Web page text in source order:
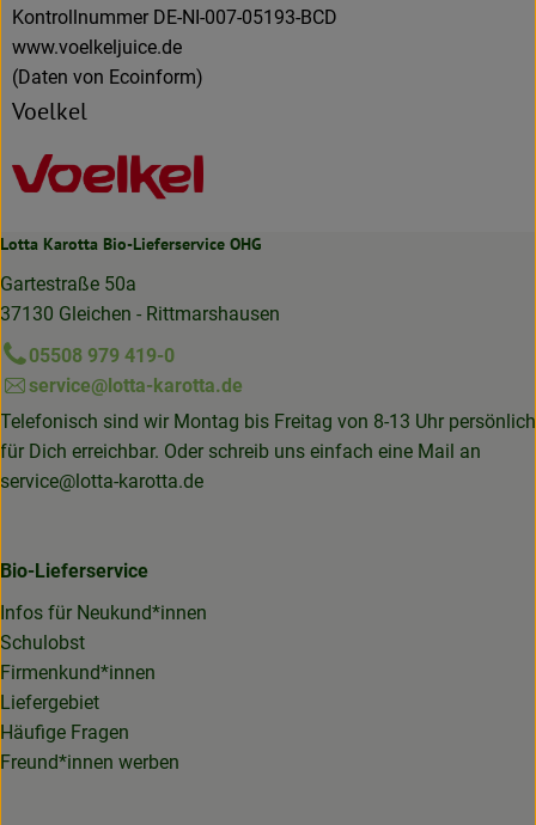
Kontrollnummer DE-NI-007-05193-BCD
www.voelkeljuice.de
(Daten von Ecoinform)
Voelkel
Lotta Karotta Bio-Lieferservice OHG
Gartestraße 50a
37130 Gleichen - Rittmarshausen
05508 979 419-0
service@lotta-karotta.de
Telefonisch sind wir Montag bis Freitag von 8-13 Uhr persönlich
für Dich erreichbar. Oder schreib uns einfach eine Mail an
service@lotta-karotta.de
Bio-Lieferservice
Infos für Neukund*innen
Schulobst
Firmenkund*innen
Liefergebiet
Häufige Fragen
Freund*innen werben